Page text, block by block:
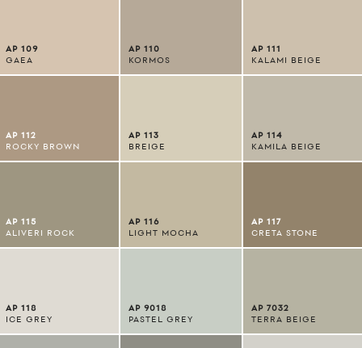
AP 109
GAEA
AP 110
KORMOS
AP 111
KALAMI BEIGE
AP 112
ROCKY BROWN
AP 113
BREIGE
AP 114
KAMILA BEIGE
AP 115
ALIVERI ROCK
AP 116
LIGHT MOCHA
AP 117
CRETA STONE
AP 118
ICE GREY
AP 9018
PASTEL GREY
AP 7032
TERRA BEIGE